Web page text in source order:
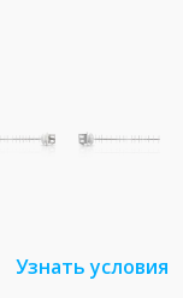
Узнать условия